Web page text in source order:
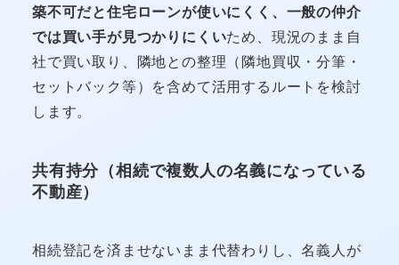
築不可だと住宅ローンが使いにくく、一般の仲介
では買い手が見つかりにくいため、現況のまま自
社で買い取り、隣地との整理（隣地買収・分筆・
セットバック等）を含めて活用するルートを検討
します。
共有持分（相続で複数人の名義になっている
不動産）
相続登記を済ませないまま代替わりし、名義人が